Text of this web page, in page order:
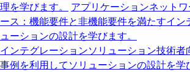
理を学びます。
アプリケーションネットワ
ース：機能要件と非機能要件を満たすイン
ューションの設計を学びます。
インテグレーションソリューション技術者
事例を利用してソリューションの設計を学